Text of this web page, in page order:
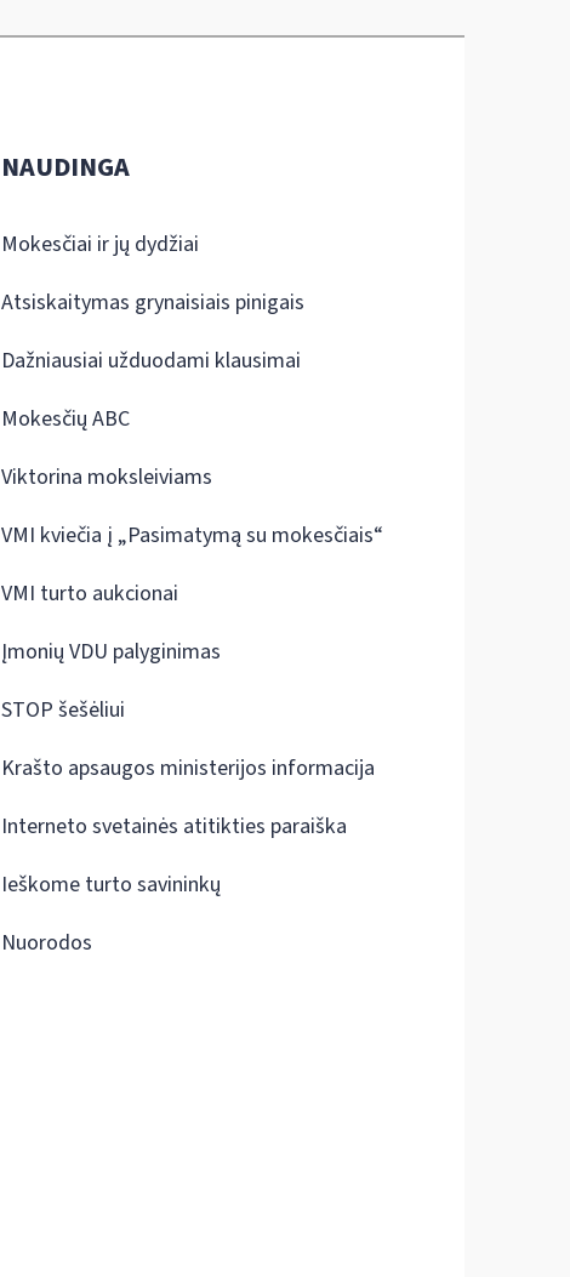
NAUDINGA
Mokesčiai ir jų dydžiai
Atsiskaitymas grynaisiais pinigais
Dažniausiai užduodami klausimai
Mokesčių ABC
Viktorina moksleiviams
VMI kviečia į „Pasimatymą su mokesčiais“
VMI turto aukcionai
Įmonių VDU palyginimas
STOP šešėliui
Krašto apsaugos ministerijos informacija
Interneto svetainės atitikties paraiška
Ieškome turto savininkų
Nuorodos